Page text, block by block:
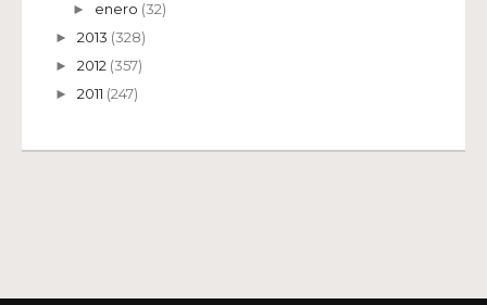
► enero (32)
► 2013 (328)
► 2012 (357)
► 2011 (247)